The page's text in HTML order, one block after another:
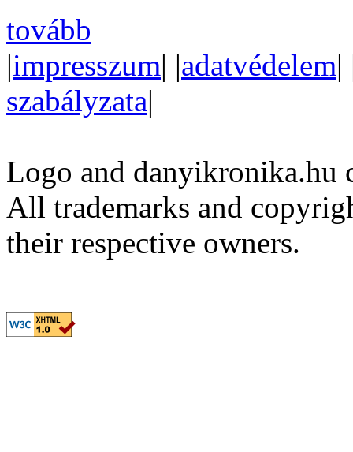
tovább
|impresszum| |adatvédelem|
szabályzata|
Logo and
All trademarks and
their respective owners.